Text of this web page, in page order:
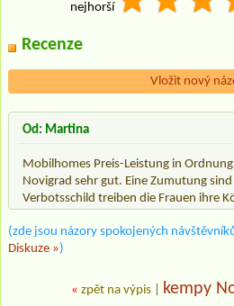
nejhorší
Recenze
Vložit nový
Od: Martina
Mobilhomes Preis-Leistung in
Novigrad sehr gut. Eine Zumutung
Verbotsschild treiben die Frauen ihre
(zde jsou názory spokojených
Diskuze »)
« zpět na výpis kempy